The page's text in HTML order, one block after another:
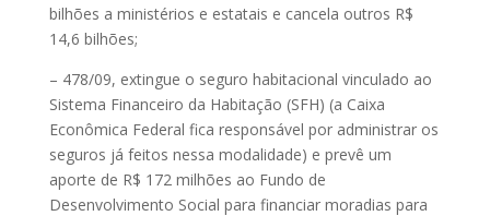
bilhões a ministérios e estatais e cancela outros R$
14,6 bilhões;
– 478/09, extingue o seguro habitacional vinculado ao
Sistema Financeiro da Habitação (SFH) (a Caixa
Econômica Federal fica responsável por administrar os
seguros já feitos nessa modalidade) e prevê um
aporte de R$ 172 milhões ao Fundo de
Desenvolvimento Social para financiar moradias para